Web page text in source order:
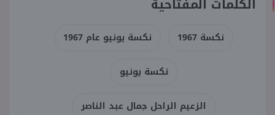
نكسة 1967 نكسة يونيو عام 1967
نكسة يونيو
الزعيم الراحل جمال عبد الناصر